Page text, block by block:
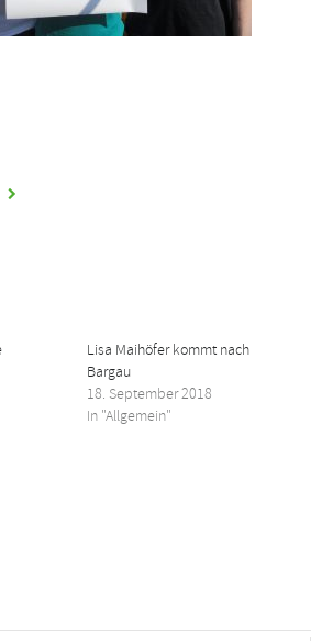
Lisa Maihöfer kommt nach
Bargau
18. September 2018
In "Allgemein"